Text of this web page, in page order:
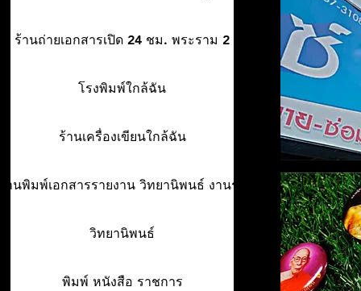
ร้านถ่ายเอกสารเปิด 24 ชม. พระราม 2
โรงพิมพ์ใกล้ฉัน
ร้านเครื่องเขียนใกล้ฉัน
านพิมพ์เอกสารรายงาน วิทยานิพนธ์ งานรา
วิทยานิพนธ์
พิมพ์ หนังสือ ราชการ